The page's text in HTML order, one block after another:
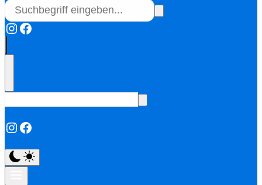
Instagram
Facebook
Instagram
Facebook